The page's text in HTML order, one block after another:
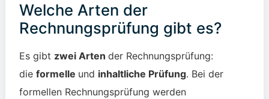
Welche Arten der
Rechnungsprüfung gibt es?
Es gibt zwei Arten der Rechnungsprüfung:
die formelle und inhaltliche Prüfung. Bei der
formellen Rechnungsprüfung werden